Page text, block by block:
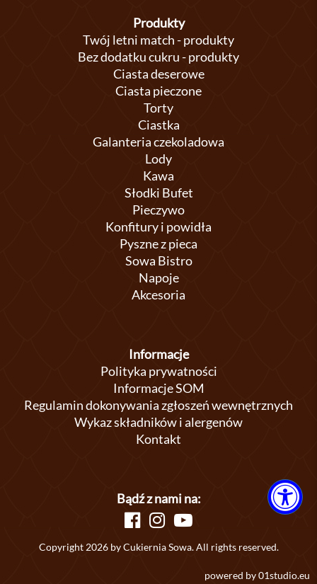
Produkty
Twój letni match - produkty
Bez dodatku cukru - produkty
Ciasta deserowe
Ciasta pieczone
Torty
Ciastka
Galanteria czekoladowa
Lody
Kawa
Słodki Bufet
Pieczywo
Konfitury i powidła
Pyszne z pieca
Sowa Bistro
Napoje
Akcesoria
Informacje
Polityka prywatności
Informacje SOM
Regulamin dokonywania zgłoszeń wewnętrznych
Wykaz składników i alergenów
Kontakt
Bądź z nami na:
Copyright 2026 by Cukiernia Sowa. All rights reserved.
powered by01studio.eu